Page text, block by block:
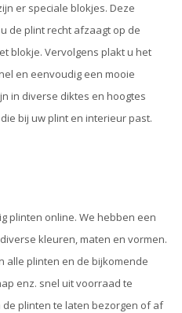
er speciale blokjes. Deze
de plint recht afzaagt op de
blokje. Vervolgens plakt u het
en eenvoudig een mooie
in diverse diktes en hoogtes
bij uw plint en interieur past.
plinten online. We hebben een
kleuren, maten en vormen.
alle plinten en de bijkomende
enz. snel uit voorraad te
plinten te laten bezorgen of af